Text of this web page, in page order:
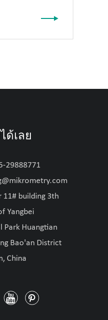
ด้เลย
29888771
11# building 3th
Yangbei
Park Huangtian
Bao'an District
China
 